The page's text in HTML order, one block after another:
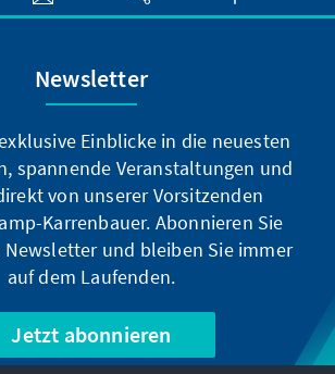
Newsletter
Einblicke in die neuesten
spannende Veranstaltungen und
von unserer Vorsitzenden
Karrenbauer. Abonnieren Sie
und bleiben Sie immer
auf dem Laufenden.
Jetzt abonnieren